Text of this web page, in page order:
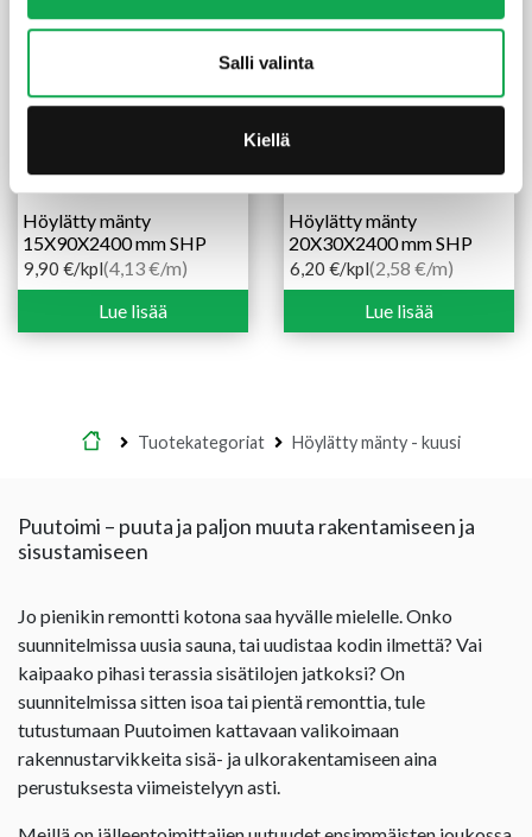
Salli valinta
Kiellä
Höylätty mänty
15X90X2400 mm SHP
9,90 €/kpl(4,13 €/m)
Lue lisää
tilapäisesti loppu
Höylätty mänty
20X30X2400 mm SHP
6,20 €/kpl(2,58 €/m)
Lue lisää
Etusivu
Tuotekategoriat Höylätty mänty - kuusi
Puutoimi – puuta ja paljon muuta rakentamiseen ja
sisustamiseen
Jo pienikin remontti kotona saa hyvälle mielelle. Onko
suunnitelmissa uusia sauna, tai uudistaa kodin ilmettä? Vai
kaipaako pihasi terassia sisätilojen jatkoksi? On
suunnitelmissa sitten isoa tai pientä remonttia, tule
tutustumaan Puutoimen kattavaan valikoimaan
rakennustarvikkeita sisä- ja ulkorakentamiseen aina
perustuksesta viimeistelyyn asti.